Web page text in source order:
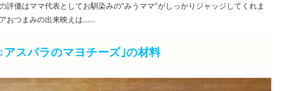
評価はママ代表としてお馴染みの“みうママ”がしっかりジャッジしてくれま
おつまみの出来映えは……
アスパラのマヨチーズ｣の材料